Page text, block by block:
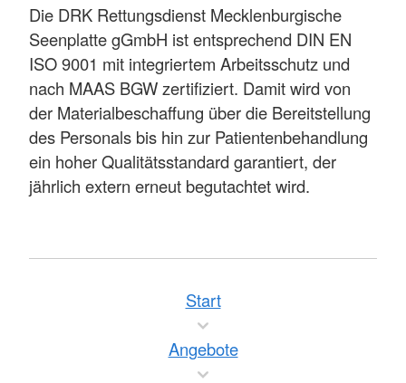
Die DRK Rettungsdienst Mecklenburgische
Seenplatte gGmbH ist entsprechend DIN EN
ISO 9001 mit integriertem Arbeitsschutz und
nach MAAS BGW zertifiziert. Damit wird von
der Materialbeschaffung über die Bereitstellung
des Personals bis hin zur Patientenbehandlung
ein hoher Qualitätsstandard garantiert, der
jährlich extern erneut begutachtet wird.
Start
Angebote